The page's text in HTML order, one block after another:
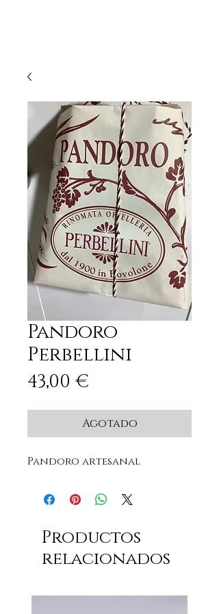
Pandoro
Perbellini
43,00 €
Agotado
Pandoro artesanal
Productos
relacionados